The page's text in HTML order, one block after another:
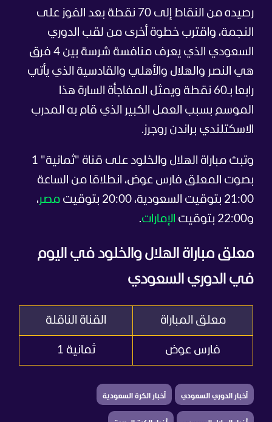
رصيده من النقاط إلى 70 نقطة بعد الفوز على
النجمة، واقترب خطوة أخرى من لقب الدوري
السعودي الذي يعرف منافسة شرسة بين 4 فرق
هي النصر والهلال والأهلي والقادسية الذي يأتي
رابعا بـ60 نقطة ويمثل المفاجأة السارة هذا
الموسم بسبب العمل الكبير الذي قام به المدرب
الاسكتلندي براندن روجرز.
وتبث مباراة الهلال والخلود على قناة "ثمانية" 1
بصوت المعلق فارس عوض، انطلاقا من الساعة
21:00 بتوقيت السعودية، 20:00 بتوقيت
مصر،
و22:00 بتوقيت
الإمارات.
معلق مباراة الهلال والخلود في اليوم
في الدوري السعودي
معلق المباراة القناة الناقلة
فارس عوض ثمانية 1
أخبار الدوري السعودي أخبار الكرة السعودية